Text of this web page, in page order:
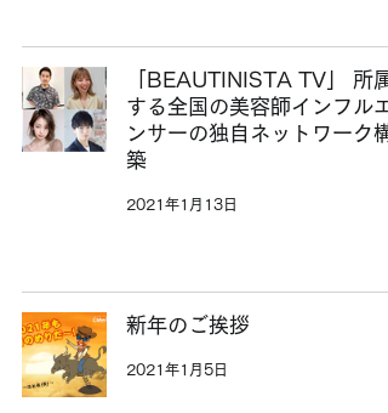
「BEAUTINISTA TV」 所属
する全国の美容師インフルエ
ンサーの独自ネットワーク構
築
2021年1月13日
新年のご挨拶
2021年1月5日